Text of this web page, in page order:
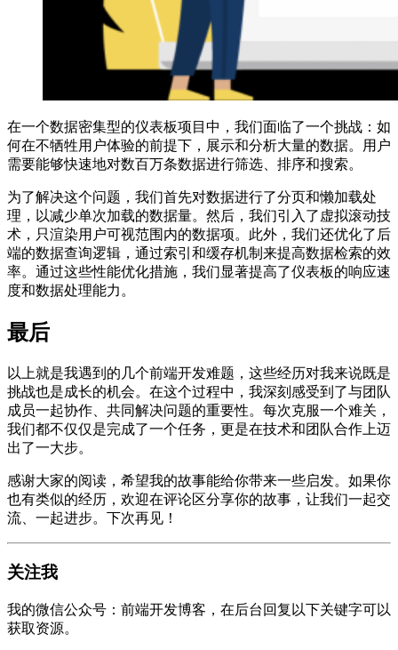
在一个数据密集型的仪表板项目中，我们面临了一个挑战：如
何在不牺牲用户体验的前提下，展示和分析大量的数据。用户
需要能够快速地对数百万条数据进行筛选、排序和搜索。
为了解决这个问题，我们首先对数据进行了分页和懒加载处
理，以减少单次加载的数据量。然后，我们引入了虚拟滚动技
术，只渲染用户可视范围内的数据项。此外，我们还优化了后
端的数据查询逻辑，通过索引和缓存机制来提高数据检索的效
率。通过这些性能优化措施，我们显著提高了仪表板的响应速
度和数据处理能力。
最后
以上就是我遇到的几个前端开发难题，这些经历对我来说既是
挑战也是成长的机会。在这个过程中，我深刻感受到了与团队
成员一起协作、共同解决问题的重要性。每次克服一个难关，
我们都不仅仅是完成了一个任务，更是在技术和团队合作上迈
出了一大步。
感谢大家的阅读，希望我的故事能给你带来一些启发。如果你
也有类似的经历，欢迎在评论区分享你的故事，让我们一起交
流、一起进步。下次再见！
关注我
我的微信公众号：前端开发博客，在后台回复以下关键字可以
获取资源。